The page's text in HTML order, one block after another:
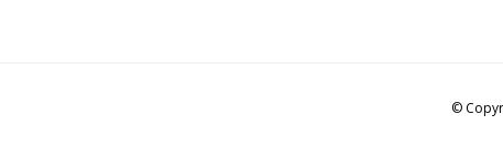
©